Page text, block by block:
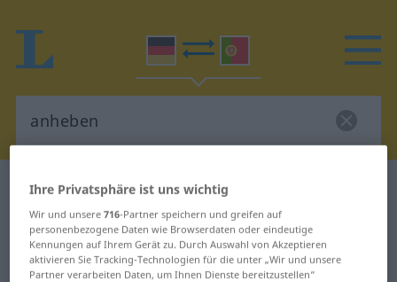
Deutsch-Portugiesisch Wörterbuch
Deutsch-Portugiesisch
Übersetzung für "anheben"
Ihre Privatsphäre ist uns wichtig
Wir und unsere716-Partner speichern und greifen auf
personenbezogene Daten wie Browserdaten oder eindeutige
Kennungen auf Ihrem Gerät zu. Durch Auswahl von Akzeptieren
aktivieren Sie Tracking-Technologien für die unter „Wir und unsere
Partner verarbeiten Daten, um Ihnen Dienste bereitzustellen“